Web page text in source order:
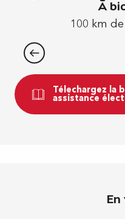
À
100 km de
Télechargez la
assistance